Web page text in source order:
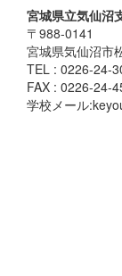
宮城県立気仙沼
〒988-0141
宮城県気仙沼市
TEL : 0226-24-
FAX : 0226-24-
学校メール